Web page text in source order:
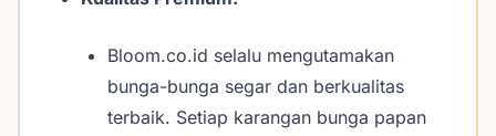
Bloom.co.id selalu mengutamakan
bunga-bunga segar dan berkualitas
terbaik. Setiap karangan bunga papan